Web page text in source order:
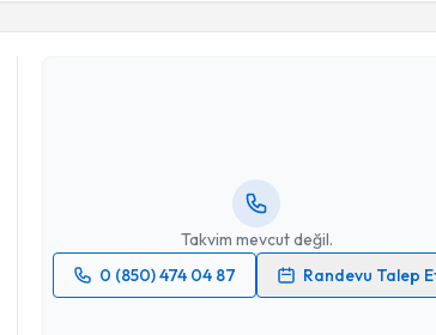
Takvim mevcut değil.
0 (850) 474 04 87
Randevu Talep